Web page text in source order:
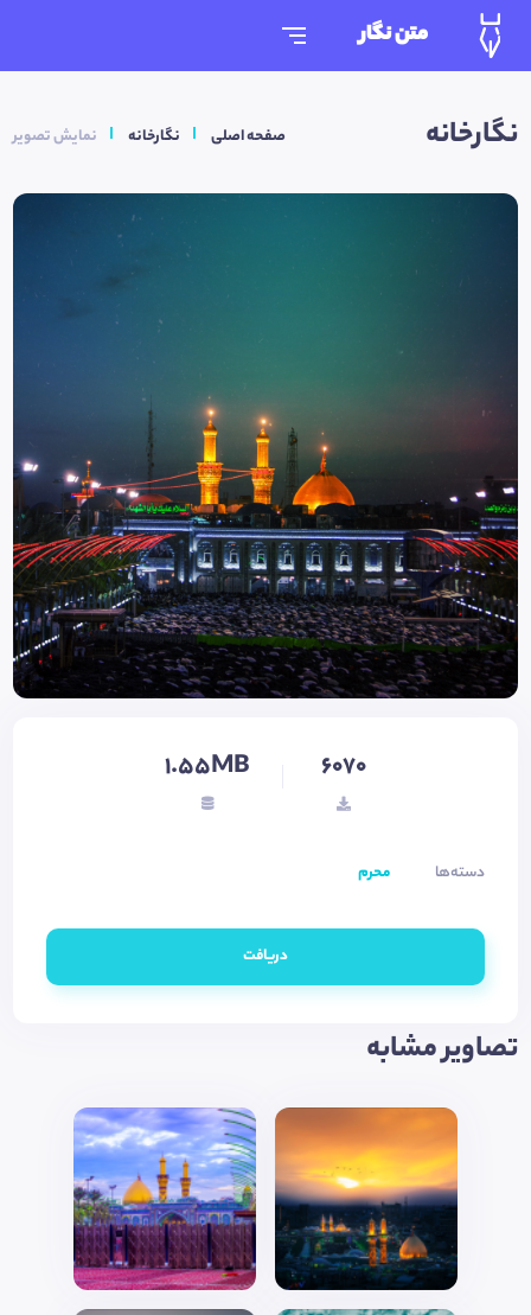
متن نگار
نگارخانه صفحه اصلی نگارخانه نمایش تصویر
6070
1.55MB
دسته‌ها محرم
دریافت
تصاویر مشابه